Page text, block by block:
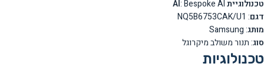
טכנולוגיית AI: Bespoke AI
דגם: NQ5B6753CAK/U1
מותג: Samsung
סוג: תנור משולב מיקרוגל
טכנולוגיות